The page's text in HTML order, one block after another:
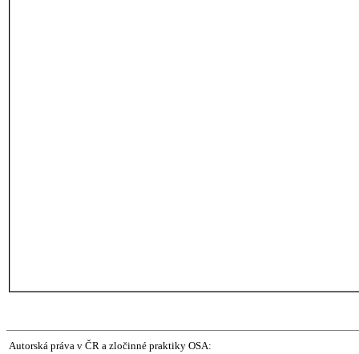
Autorská práva v ČR a zločinné praktiky OSA: